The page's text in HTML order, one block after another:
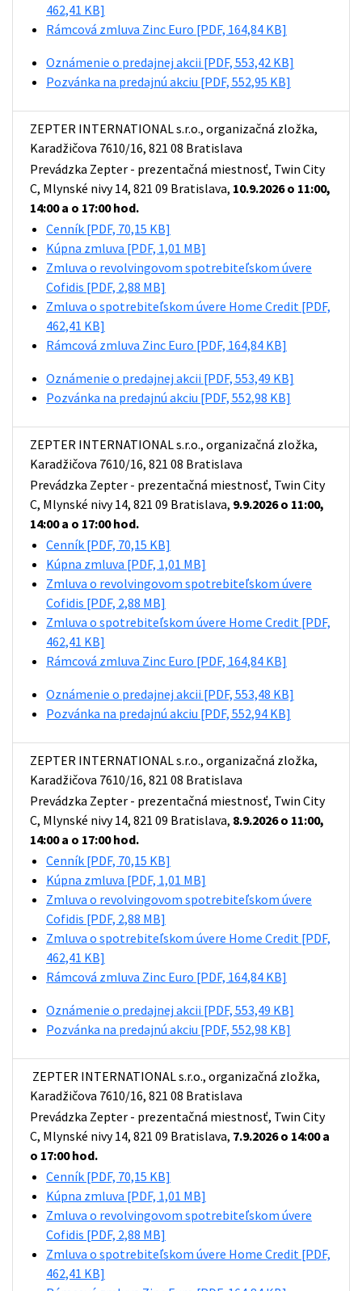
462,41 KB]
Rámcová zmluva Zinc Euro [PDF, 164,84 KB]
Oznámenie o predajnej akcii [PDF, 553,42 KB]
Pozvánka na predajnú akciu [PDF, 552,95 KB]
ZEPTER INTERNATIONAL s.r.o., organizačná zložka,
Karadžičova 7610/16, 821 08 Bratislava
Prevádzka Zepter - prezentačná miestnosť, Twin City
C, Mlynské nivy 14, 821 09 Bratislava, 10.9.2026 o 11:00,
14:00 a o 17:00 hod.
Cenník [PDF, 70,15 KB]
Kúpna zmluva [PDF, 1,01 MB]
Zmluva o revolvingovom spotrebiteľskom úvere
Cofidis [PDF, 2,88 MB]
Zmluva o spotrebiteľskom úvere Home Credit [PDF,
462,41 KB]
Rámcová zmluva Zinc Euro [PDF, 164,84 KB]
Oznámenie o predajnej akcii [PDF, 553,49 KB]
Pozvánka na predajnú akciu [PDF, 552,98 KB]
ZEPTER INTERNATIONAL s.r.o., organizačná zložka,
Karadžičova 7610/16, 821 08 Bratislava
Prevádzka Zepter - prezentačná miestnosť, Twin City
C, Mlynské nivy 14, 821 09 Bratislava, 9.9.2026 o 11:00,
14:00 a o 17:00 hod.
Cenník [PDF, 70,15 KB]
Kúpna zmluva [PDF, 1,01 MB]
Zmluva o revolvingovom spotrebiteľskom úvere
Cofidis [PDF, 2,88 MB]
Zmluva o spotrebiteľskom úvere Home Credit [PDF,
462,41 KB]
Rámcová zmluva Zinc Euro [PDF, 164,84 KB]
Oznámenie o predajnej akcii [PDF, 553,48 KB]
Pozvánka na predajnú akciu [PDF, 552,94 KB]
ZEPTER INTERNATIONAL s.r.o., organizačná zložka,
Karadžičova 7610/16, 821 08 Bratislava
Prevádzka Zepter - prezentačná miestnosť, Twin City
C, Mlynské nivy 14, 821 09 Bratislava, 8.9.2026 o 11:00,
14:00 a o 17:00 hod.
Cenník [PDF, 70,15 KB]
Kúpna zmluva [PDF, 1,01 MB]
Zmluva o revolvingovom spotrebiteľskom úvere
Cofidis [PDF, 2,88 MB]
Zmluva o spotrebiteľskom úvere Home Credit [PDF,
462,41 KB]
Rámcová zmluva Zinc Euro [PDF, 164,84 KB]
Oznámenie o predajnej akcii [PDF, 553,49 KB]
Pozvánka na predajnú akciu [PDF, 552,98 KB]
ZEPTER INTERNATIONAL s.r.o., organizačná zložka,
Karadžičova 7610/16, 821 08 Bratislava
Prevádzka Zepter - prezentačná miestnosť, Twin City
C, Mlynské nivy 14, 821 09 Bratislava, 7.9.2026 o 14:00 a
o 17:00 hod.
Cenník [PDF, 70,15 KB]
Kúpna zmluva [PDF, 1,01 MB]
Zmluva o revolvingovom spotrebiteľskom úvere
Cofidis [PDF, 2,88 MB]
Zmluva o spotrebiteľskom úvere Home Credit [PDF,
462,41 KB]